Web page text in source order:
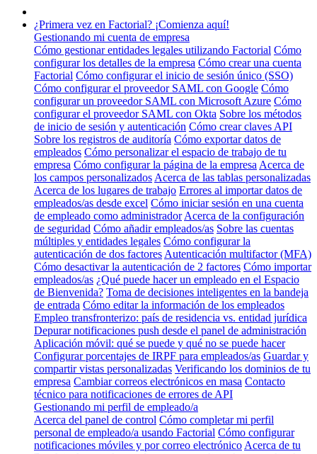
¿Primera vez en Factorial? ¡Comienza aquí!
Gestionando mi cuenta de empresa
Cómo gestionar entidades legales utilizando Factorial Cómo
configurar los detalles de la empresa Cómo crear una cuenta
Factorial Cómo configurar el inicio de sesión único (SSO)
Cómo configurar el proveedor SAML con Google Cómo
configurar un proveedor SAML con Microsoft Azure Cómo
configurar el proveedor SAML con Okta Sobre los métodos
de inicio de sesión y autenticación Cómo crear claves API
Sobre los registros de auditoría Cómo exportar datos de
empleados Cómo personalizar el espacio de trabajo de tu
empresa Cómo configurar la página de la empresa Acerca de
los campos personalizados Acerca de las tablas personalizadas
Acerca de los lugares de trabajo Errores al importar datos de
empleados/as desde excel Cómo iniciar sesión en una cuenta
de empleado como administrador Acerca de la configuración
de seguridad Cómo añadir empleados/as Sobre las cuentas
múltiples y entidades legales Cómo configurar la
autenticación de dos factores Autenticación multifactor (MFA)
Cómo desactivar la autenticación de 2 factores Cómo importar
empleados/as ¿Qué puede hacer un empleado en el Espacio
de Bienvenida? Toma de decisiones inteligentes en la bandeja
de entrada Cómo editar la información de los empleados
Empleo transfronterizo: país de residencia vs. entidad jurídica
Depurar notificaciones push desde el panel de administración
Aplicación móvil: qué se puede y qué no se puede hacer
Configurar porcentajes de IRPF para empleados/as Guardar y
compartir vistas personalizadas Verificando los dominios de tu
empresa Cambiar correos electrónicos en masa Contacto
técnico para notificaciones de errores de API
Gestionando mi perfil de empleado/a
Acerca del panel de control Cómo completar mi perfil
personal de empleado/a usando Factorial Cómo configurar
notificaciones móviles y por correo electrónico Acerca de tu